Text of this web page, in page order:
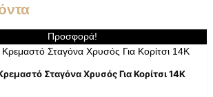
Προσφορά!
Σταγόνα Χρυσός Για Κορίτσι 14K